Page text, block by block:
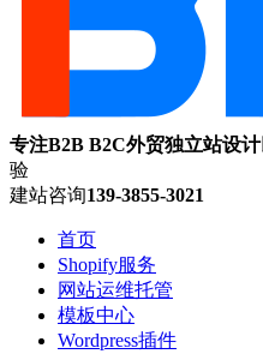
专注B2B B2C外贸独立站设计
验
建站咨询139-3855-3021
首页
Shopify服务
网站运维托管
模板中心
Wordpress插件